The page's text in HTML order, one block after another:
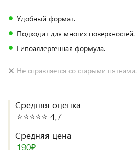
Удобный формат.
Подходит для многих поверхностей.
Гипоаллергенная формула.
Не справляется со старыми пятнами.
Средняя оценка
⭐️⭐️⭐️⭐️⭐️ 4,7
Средняя цена
190₽